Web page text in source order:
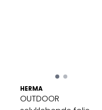
HERMA
OUTDOOR